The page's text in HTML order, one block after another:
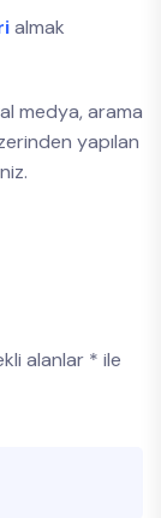
almak
medya, arama
yapılan
alanlar * ile